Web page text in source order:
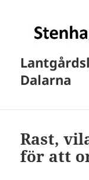
Dalarna
Rast,
för att